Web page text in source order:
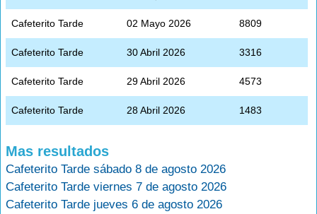
Cafeterito Tarde 02 Mayo 2026 8809
Cafeterito Tarde 30 Abril 2026 3316
Cafeterito Tarde 29 Abril 2026 4573
Cafeterito Tarde 28 Abril 2026 1483
Mas resultados
Cafeterito Tarde sábado 8 de agosto 2026
Cafeterito Tarde viernes 7 de agosto 2026
Cafeterito Tarde jueves 6 de agosto 2026